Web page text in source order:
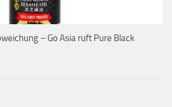
– Go Asia ruft Pure Black